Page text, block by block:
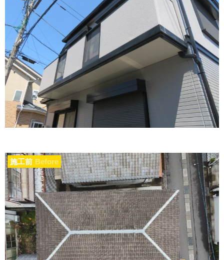
施工前 Before